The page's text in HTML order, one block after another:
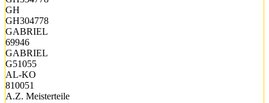
GH
GH304778
GABRIEL
69946
GABRIEL
G51055
AL-KO
810051
A.Z. Meisterteile